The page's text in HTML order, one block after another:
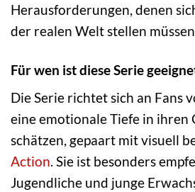
Herausforderungen, denen
der realen Welt stellen
Für wen ist diese Serie
Die Serie richtet sich an Fans
eine emotionale Tiefe in ihren
schätzen, gepaart mit visuell
Action. Sie ist besonders
Jugendliche und junge